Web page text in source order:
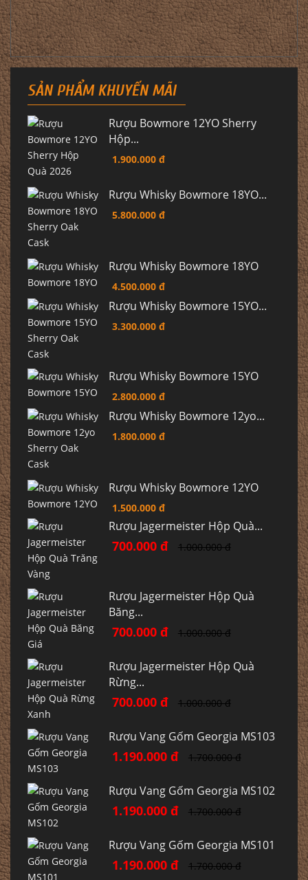
SẢN PHẨM KHUYẾN MÃI
Rượu Bowmore 12YO Sherry
Hộp...
1.900.000 đ
Rượu Whisky Bowmore 18YO...
5.800.000 đ
Rượu Whisky Bowmore 18YO
4.500.000 đ
Rượu Whisky Bowmore 15YO...
3.300.000 đ
Rượu Whisky Bowmore 15YO
2.800.000 đ
Rượu Whisky Bowmore 12yo...
1.800.000 đ
Rượu Whisky Bowmore 12YO
1.500.000 đ
Rượu Jagermeister Hộp Quà...
700.000 đ 1.000.000 đ
Rượu Jagermeister Hộp Quà
Băng...
700.000 đ 1.000.000 đ
Rượu Jagermeister Hộp Quà
Rừng...
700.000 đ 1.000.000 đ
Rượu Vang Gốm Georgia MS103
1.190.000 đ 1.700.000 đ
Rượu Vang Gốm Georgia MS102
1.190.000 đ 1.700.000 đ
Rượu Vang Gốm Georgia MS101
1.190.000 đ 1.700.000 đ